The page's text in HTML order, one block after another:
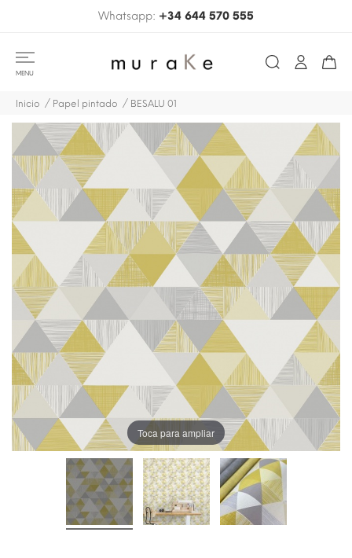
Whatsapp: +34 644 570 555
MENU
Inicio Papel pintado BESALU 01
Toca para ampliar